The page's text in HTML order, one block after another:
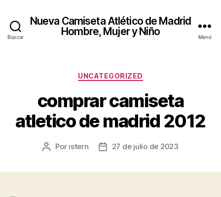
Buscar
Nueva Camiseta Atlético de Madrid
Hombre, Mujer y Niño
Menú
Categorías
UNCATEGORIZED
comprar camiseta
atletico de madrid 2012
Autor
Por istern
Fecha27 de julio de 2023